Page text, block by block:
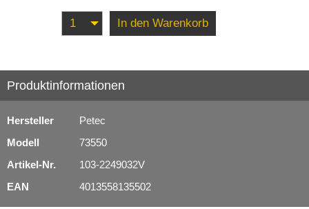
In den Warenkorb
Produktinformationen
Hersteller
Petec
Modell
73550
Artikel-Nr.
103-2249032V
EAN
4013558135502